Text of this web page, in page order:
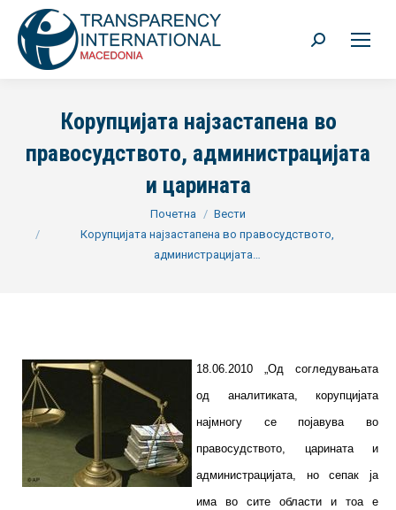
Search:
Корупцијата најзастапена во
правосудството, администрацијата
и царината
Почетна
Вести
Корупцијата најзастапена во правосудството,
администрацијата…
18.06.2010 „Од согледувањата
од аналитиката, корупцијата
најмногу се појавува во
правосудството, царината и
администрацијата, но сепак ја
има во сите области и тоа е